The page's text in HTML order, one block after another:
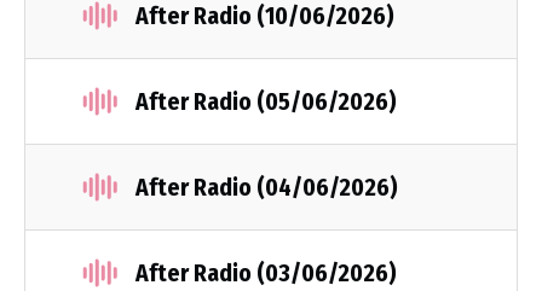
After Radio (10/06/2026)
After Radio (05/06/2026)
After Radio (04/06/2026)
After Radio (03/06/2026)